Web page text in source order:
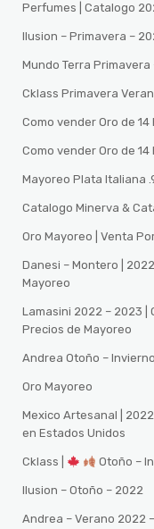
Perfumes | Catalogo
Ilusion – Primavera –
Mundo Terra Primavera
Cklass Primavera
Como vender Oro de 14
Como vender Oro de 14
Mayoreo Plata Italiana
Catalogo Minerva &
Oro Mayoreo | Venta
Danesi – Montero |
Mayoreo
Lamasini 2022 – 2023 |
Precios de Mayoreo
Andrea Otoño –
Oro Mayoreo
Mexico Artesanal |
en Estados Unidos
Cklass | Otoño –
Ilusion – Otoño – 2022
Andrea – Verano 2022